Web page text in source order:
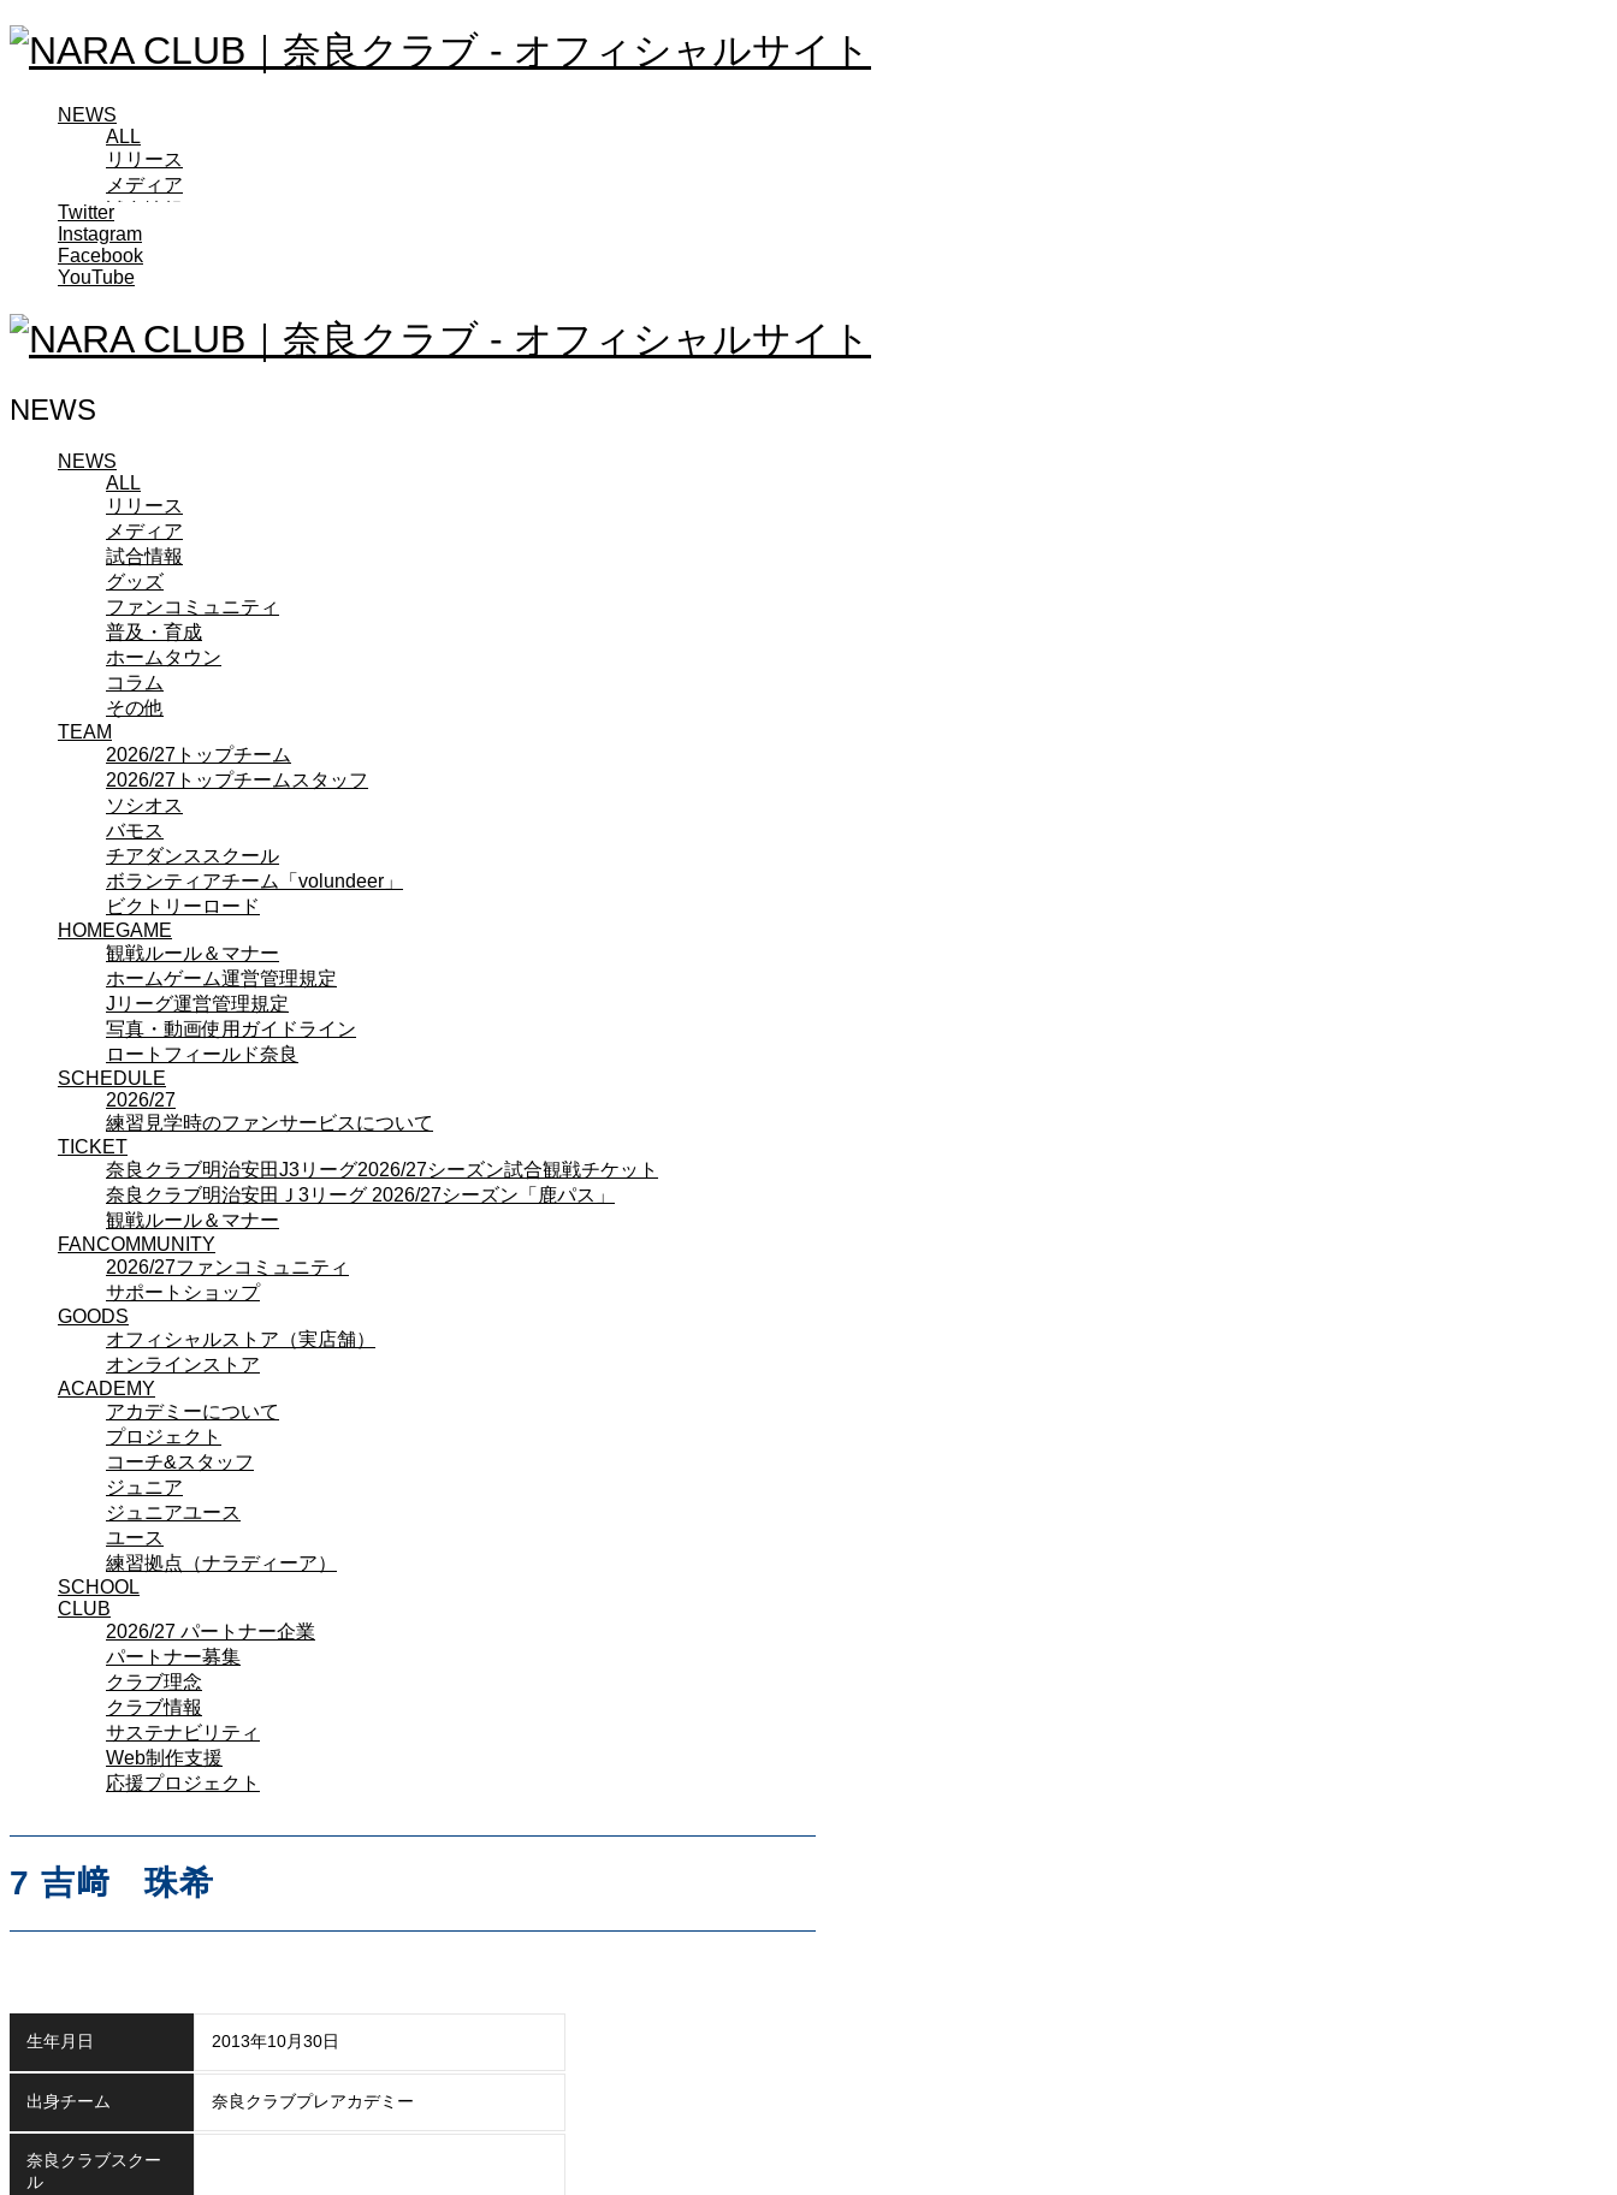
NEWS
ALL
リリース
メディア
試合情報
グッズ
ファンコミュニティ
普及・育成
コラム
その他
ソシオス
バモス
チアダンススクール
ボランティアチーム「volundeer」
ビクトリーロード
HOMEGAME
観戦ルール＆マナー
ホームゲーム運営管理規定
Jリーグ運営管理規定
写真・動画使用ガイドライン
ロートフィールド奈良
SCHEDULE
2026/27
練習見学時のファンサービスについて
TICKET
奈良クラブ明治安田J3リーグ2026/27シーズン試合観戦チケット
奈良クラブ明治安田Ｊ3リーグ 2026/27シーズン「鹿パス」
観戦ルール＆マナー
FANCOMMUNITY
2026/27ファンコミュニティ
サポートショップ
GOODS
オフィシャルストア（実店舗）
オンラインストア
ACADEMY
アカデミーについて
プロジェクト
コーチ&スタッフ
ジュニア
ジュニアユース
ユース
練習拠点（ナラディーア）
SCHOOL
CLUB
2026/27 パートナー企業
パートナー募集
クラブ理念
クラブ情報
サステナビリティ
Web制作支援
応援プロジェクト
Twitter
Instagram
Facebook
YouTube
NEWS
NEWS
ALL
リリース
メディア
試合情報
グッズ
ファンコミュニティ
普及・育成
ホームタウン
コラム
その他
TEAM
2026/27トップチーム
2026/27トップチームスタッフ
ソシオス
バモス
チアダンススクール
ボランティアチーム「volundeer」
ビクトリーロード
HOMEGAME
観戦ルール＆マナー
ホームゲーム運営管理規定
Jリーグ運営管理規定
写真・動画使用ガイドライン
ロートフィールド奈良
SCHEDULE
2026/27
練習見学時のファンサービスについて
TICKET
奈良クラブ明治安田J3リーグ2026/27シーズン試合観戦チケット
奈良クラブ明治安田Ｊ3リーグ 2026/27シーズン「鹿パス」
観戦ルール＆マナー
FANCOMMUNITY
2026/27ファンコミュニティ
サポートショップ
GOODS
オフィシャルストア（実店舗）
オンラインストア
ACADEMY
アカデミーについて
プロジェクト
コーチ&スタッフ
ジュニア
ジュニアユース
ユース
練習拠点（ナラディーア）
SCHOOL
CLUB
2026/27 パートナー企業
パートナー募集
クラブ理念
クラブ情報
サステナビリティ
Web制作支援
応援プロジェクト
7 吉﨑 珠希
生年月日 2013年10月30日
出身チーム 奈良クラブプレアカデミー
奈良クラブスクー
ル